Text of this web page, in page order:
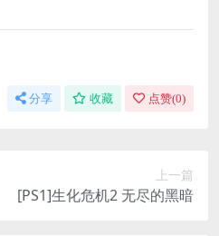
分享 收藏 点赞(0)
上一篇
[PS1]生化危机2 无尽的黑暗